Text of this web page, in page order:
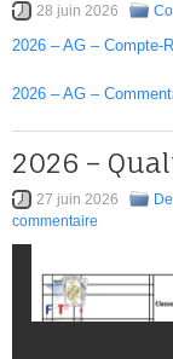
28 juin 2026
2026 – AG – Compte-
2026 – AG –
2026 –
27 juin 2026
commentaire